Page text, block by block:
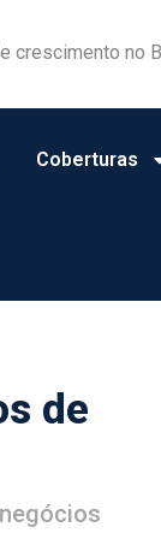
crescimento no
JRS
Coberturas
de